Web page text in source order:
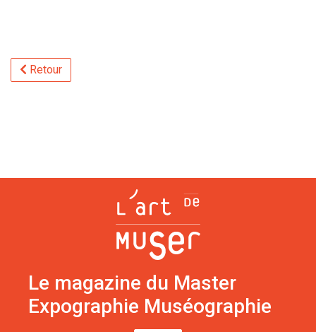
Retour
Le magazine du Master
Expographie Muséographie